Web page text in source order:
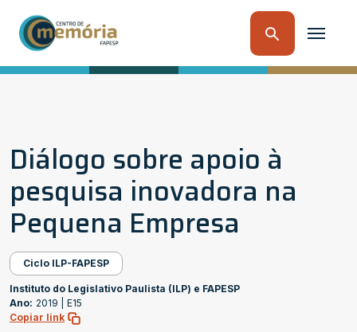
Diálogo sobre apoio à
pesquisa inovadora na
Pequena Empresa
Ciclo ILP-FAPESP
Instituto do Legislativo Paulista (ILP) e FAPESP
Ano: 2019 |
E15
Copiar link